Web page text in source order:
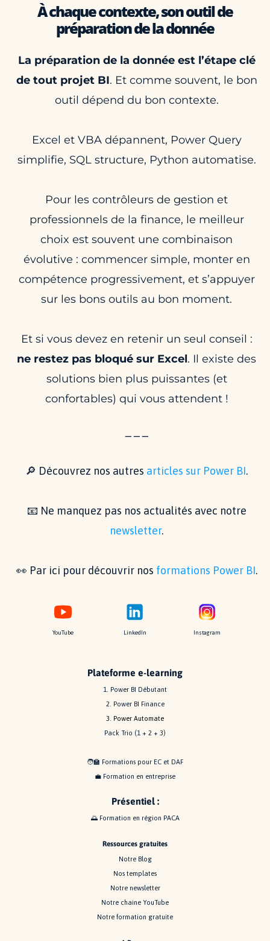
À chaque contexte, son outil de
préparation de la donnée
La préparation de la donnée est l’étape clé
de tout projet BI. Et comme souvent, le bon
outil dépend du bon contexte.
Excel et VBA dépannent, Power Query
simplifie, SQL structure, Python automatise.
Pour les contrôleurs de gestion et
professionnels de la finance, le meilleur
choix est souvent une combinaison
évolutive : commencer simple, monter en
compétence progressivement, et s’appuyer
sur les bons outils au bon moment.
Et si vous devez en retenir un seul conseil :
ne restez pas bloqué sur Excel. Il existe des
solutions bien plus puissantes (et
confortables) qui vous attendent !
🔎 Découvrez nos autres articles sur Power BI.
📧 Ne manquez pas nos actualités avec notre
newsletter.
👀 Par ici pour découvrir nos formations Power BI.
Plateforme e-learning
1. Power BI Débutant
2. Power BI Finance
3. Power Automate
Pack Trio (1 + 2 + 3)
🧑‍🏫 Formations pour EC et DAF
💼 Formation en entreprise
Présentiel :
🌅 Formation en région PACA
Ressources gratuites
Notre Blog
Nos templates
Notre newsletter
Notre chaine YouTube
Notre formation gratuite
YouTube LinkedIn Instagram